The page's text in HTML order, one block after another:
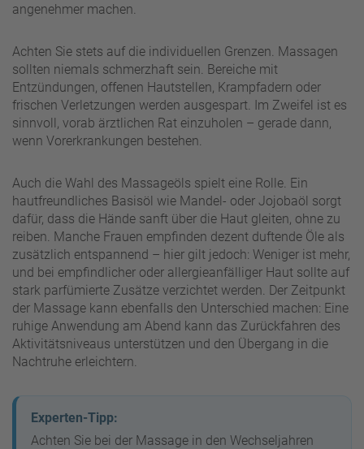
angenehmer machen.
Achten Sie stets auf die individuellen Grenzen. Massagen
sollten niemals schmerzhaft sein. Bereiche mit
Entzündungen, offenen Hautstellen, Krampfadern oder
frischen Verletzungen werden ausgespart. Im Zweifel ist es
sinnvoll, vorab ärztlichen Rat einzuholen – gerade dann,
wenn Vorerkrankungen bestehen.
Auch die Wahl des Massageöls spielt eine Rolle. Ein
hautfreundliches Basisöl wie Mandel- oder Jojobaöl sorgt
dafür, dass die Hände sanft über die Haut gleiten, ohne zu
reiben. Manche Frauen empfinden dezent duftende Öle als
zusätzlich entspannend – hier gilt jedoch: Weniger ist mehr,
und bei empfindlicher oder allergieanfälliger Haut sollte auf
stark parfümierte Zusätze verzichtet werden. Der Zeitpunkt
der Massage kann ebenfalls den Unterschied machen: Eine
ruhige Anwendung am Abend kann das Zurückfahren des
Aktivitätsniveaus unterstützen und den Übergang in die
Nachtruhe erleichtern.
Experten-Tipp:
Achten Sie bei der Massage in den Wechseljahren